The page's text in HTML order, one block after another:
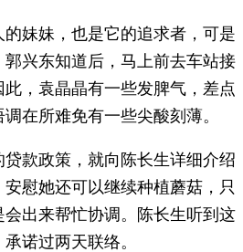
妹妹，也是它的追求者，可是
兴东知道后，马上前去车站接
此，袁晶晶有一些发脾气，差点
在所难免有一些尖酸刻薄。
款政策，就向陈长生详细介绍
慰她还可以继续种植蘑菇，只
出来帮忙协调。陈长生听到这
诺过两天联络。